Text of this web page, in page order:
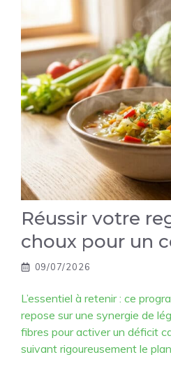
Réussir votre
choux pour un
09/07/2026
L’essentiel à retenir : ce
repose sur une synergie de
fibres pour activer un déficit
suivant rigoureusement le